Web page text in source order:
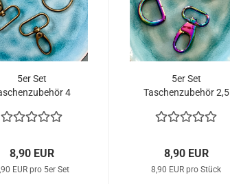
5er Set
4
8,90 EUR
EUR pro 5er Set
5er Set
Taschenzubehör 2,5
8,90 EUR
8,90 EUR pro Stück